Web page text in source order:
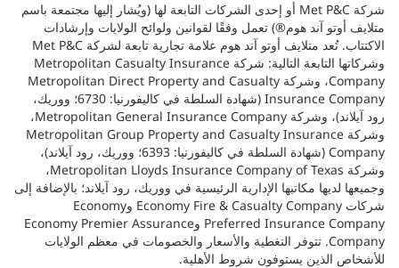
شركة Met P&C أو إحدى الشركات التابعة لها (ويُشار إليها مجتمعة باسم
متلايف أوتو آند هوم®) تعمل وفقًا لقوانين ولوائح الولايات وإرشادات
الاكتتاب. تُعد متلايف أوتو آند هوم علامة تجارية تابعة لشركة Met P&C
وشركاتها التابعة التالية: شركة Metropolitan Casualty Insurance
Company، وشركة Metropolitan Direct Property and Casualty
Insurance Company (شهادة السلطة في كاليفورنيا: 6730؛ ووريك،
رود آيلاند)، وشركة Metropolitan General Insurance Company،
وشركة Metropolitan Group Property and Casualty Insurance
Company (شهادة السلطة في كاليفورنيا: 6393؛ ووريك، رود آيلاند)،
وشركة Metropolitan Lloyds Insurance Company of Texas،
وجميعها لديها مكاتبها الإدارية الرئيسية في ووريك، رود آيلاند؛ بالإضافة إلى
شركات Economy Fire & Casualty Company وEconomy
Preferred Insurance Company وEconomy Premier Assurance
Company. تتوفر التغطية والأسعار والخصومات في معظم الولايات
للأشخاص الذين يستوفون شروط الأهلية.